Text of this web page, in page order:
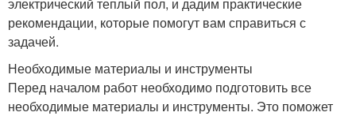
рекомендации, которые помогут вам справиться с
задачей.
Необходимые материалы и инструменты
Перед началом работ необходимо подготовить все
необходимые материалы и инструменты. Это поможет